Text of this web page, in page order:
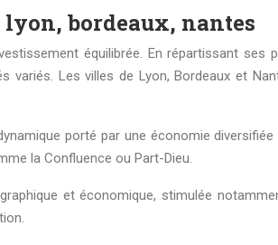
bordeaux, nantes
équilibrée. En répartissant
variés. Les villes de Lyon, Bordeaux et
porté par une économie
la Confluence ou Part-Dieu.
et économique, stimulée